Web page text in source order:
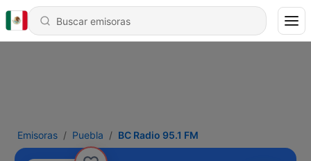
Emisoras Puebla BC Radio 95.1 FM